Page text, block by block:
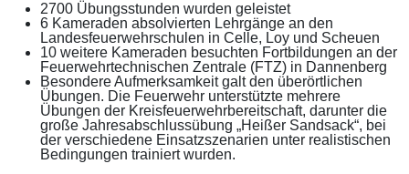
2700 Übungsstunden wurden geleistet
6 Kameraden absolvierten Lehrgänge an den
Landesfeuerwehrschulen in Celle, Loy und Scheuen
10 weitere Kameraden besuchten Fortbildungen an der
Feuerwehrtechnischen Zentrale (FTZ) in Dannenberg
Besondere Aufmerksamkeit galt den überörtlichen
Übungen. Die Feuerwehr unterstützte mehrere
Übungen der Kreisfeuerwehrbereitschaft, darunter die
große Jahresabschlussübung „Heißer Sandsack“, bei
der verschiedene Einsatzszenarien unter realistischen
Bedingungen trainiert wurden.